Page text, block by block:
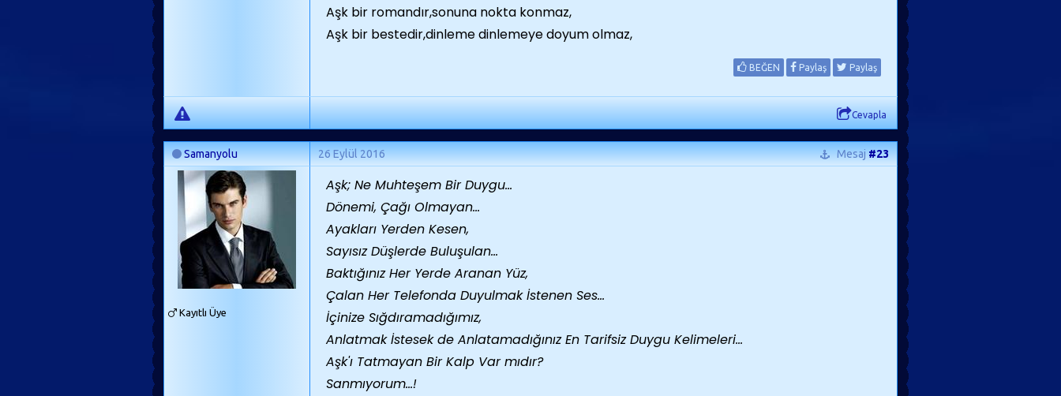
Aşk bir romandır,sonuna nokta konmaz,
Aşk bir bestedir,dinleme dinlemeye doyum olmaz,
BEĞEN Paylaş Paylaş
Cevapla
Samanyolu 26 Eylül 2016 Mesaj#23
Kayıtlı Üye
Aşk; Ne Muhteşem Bir Duygu...
Dönemi, Çağı Olmayan...
Ayakları Yerden Kesen,
Sayısız Düşlerde Buluşulan...
Baktığınız Her Yerde Aranan Yüz,
Çalan Her Telefonda Duyulmak İstenen Ses...
İçinize Sığdıramadığımız,
Anlatmak İstesek de Anlatamadığınız En Tarifsiz Duygu Kelimeleri...
Aşk'ı Tatmayan Bir Kalp Var mıdır?
Sanmıyorum...!